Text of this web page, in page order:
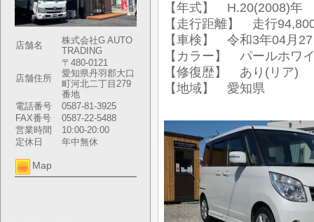
店舗名
株式会社G AUTO
TRADING
店舗住所
〒480-0121
愛知県丹羽郡大口
町河北二丁目279
番地
電話番号
0587-81-3925
FAX番号
0587-22-5488
営業時間
10:00-20:00
定休日
年中無休
Map
【年式】 H.20(2008)年
【走行距離】 走行
【車検】 令和3年04月
【カラー】 パールホワ
【修復歴】 あり(リア)
【地域】 愛知県